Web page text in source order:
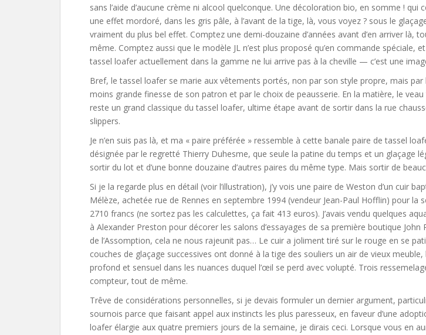
sans l’aide d’aucune crème ni alcool quelconque. Une décoloration bio, en somme ! qui
une effet mordoré, dans les gris pâle, à l’avant de la tige, là, vous voyez ? sous le
vraiment du plus bel effet. Comptez une demi-douzaine d’années avant d’en arriver là,
même. Comptez aussi que le modèle JL n’est plus proposé qu’en commande spéciale,
tassel loafer actuellement dans la gamme ne lui arrive pas à la cheville — c’est une
Bref, le tassel loafer se marie aux vêtements portés, non par son style propre, mais par
moins grande finesse de son patron et par le choix de peausserie. En la matière, le veau
reste un grand classique du tassel loafer, ultime étape avant de sortir dans la rue
slippers.
Je n’en suis pas là, et ma « paire préférée » ressemble à cette banale paire de tassel
désignée par le regretté Thierry Duhesme, que seule la patine du temps et un glaçage
sortir du lot et d’une bonne douzaine d’autres paires du même type. Mais sortir de
Si je la regarde plus en détail (voir l’illustration), j’y vois une paire de Weston d’un cuir
Mélèze, achetée rue de Rennes en septembre 1994 (vendeur Jean-Paul Hofflin) pour la
2710 francs (ne sortez pas les calculettes, ça fait 413 euros). J’avais vendu quelques
à Alexander Preston pour décorer les salons d’essayages de sa première boutique John
de l’Assomption, cela ne nous rajeunit pas… Le cuir a joliment tiré sur le rouge en se
couches de glaçage successives ont donné à la tige des souliers un air de vieux meuble,
profond et sensuel dans les nuances duquel l’œil se perd avec volupté. Trois
compteur, tout de même.
Trêve de considérations personnelles, si je devais formuler un dernier argument,
sournois parce que faisant appel aux instincts les plus paresseux, en faveur d’une
loafer élargie aux quatre premiers jours de la semaine, je dirais ceci. Lorsque vous en